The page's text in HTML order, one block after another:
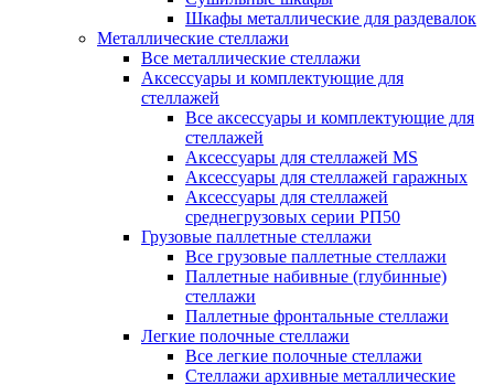
Шкафы металлические для раздевалок
Металлические стеллажи
Все металлические стеллажи
Аксессуары и комплектующие для
стеллажей
Все аксессуары и комплектующие для
стеллажей
Аксессуары для стеллажей MS
Аксессуары для стеллажей гаражных
Аксессуары для стеллажей
среднегрузовых серии РП50
Грузовые паллетные стеллажи
Все грузовые паллетные стеллажи
Паллетные набивные (глубинные)
стеллажи
Паллетные фронтальные стеллажи
Легкие полочные стеллажи
Все легкие полочные стеллажи
Стеллажи архивные металлические